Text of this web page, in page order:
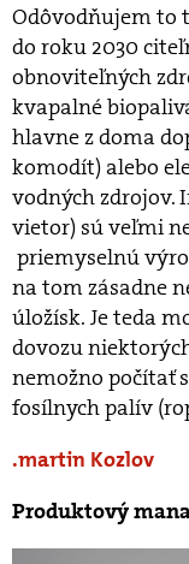
Odôvodňujem to
do roku 2030
obnoviteľných
kvapalné
hlavne z doma
komodít) alebo
vodných zdrojov.
vietor) sú veľmi
priemyselnú
na tom zásadne
úložísk. Je teda
dovozu
nemožno počítať
fosílnych palív
martin Kozlov
Produktový